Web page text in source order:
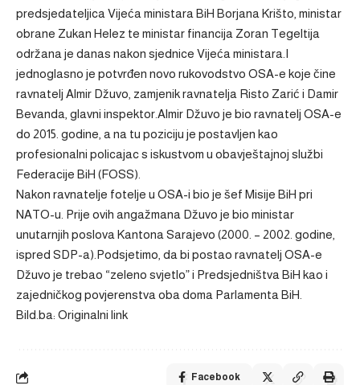
predsjedateljica Vijeća ministara BiH Borjana Krišto, ministar
obrane Zukan Helez te ministar financija Zoran Tegeltija
održana je danas nakon sjednice Vijeća ministara.I
jednoglasno je potvrđen novo rukovodstvo OSA-e koje čine
ravnatelj Almir Džuvo, zamjenik ravnatelja Risto Zarić i Damir
Bevanda, glavni inspektor.Almir Džuvo je bio ravnatelj OSA-e
do 2015. godine, a na tu poziciju je postavljen kao
profesionalni policajac s iskustvom u obavještajnoj službi
Federacije BiH (FOSS).
Nakon ravnatelje fotelje u OSA-i bio je šef Misije BiH pri
NATO-u. Prije ovih angažmana Džuvo je bio ministar
unutarnjih poslova Kantona Sarajevo (2000. – 2002. godine,
ispred SDP-a).Podsjetimo, da bi postao ravnatelj OSA-e
Džuvo je trebao “zeleno svjetlo” i Predsjedništva BiH kao i
zajedničkog povjerenstva oba doma Parlamenta BiH.
Bild.ba: Originalni link
Facebook